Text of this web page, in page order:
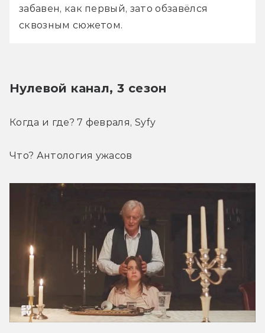
забавен, как первый, зато обзавёлся
сквозным сюжетом.
Нулевой канал, 3 сезон
Когда и где? 7 февраля, Syfy
Что? Антология ужасов